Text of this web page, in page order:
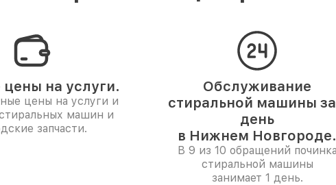
на услуги.
цены на услуги и
машин и
запчасти.
Обслуживание
стиральной машины за
день
в Нижнем Новгороде.
В 9 из 10 обращений починка
стиральной машины
занимает 1 день.